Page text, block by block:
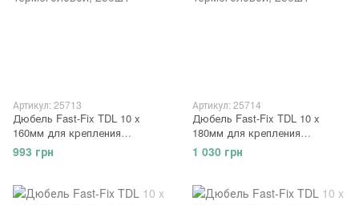
Артикул: 25713
Дюбель Fast-Fix TDL 10 x
160мм для крепления
минеральной ваты
металлический гвоздь с
993 грн
Артикул: 25714
Дюбель Fast-Fix TDL 10 x
180мм для крепления
минеральной ваты
металлический гвоздь с
1 030 грн